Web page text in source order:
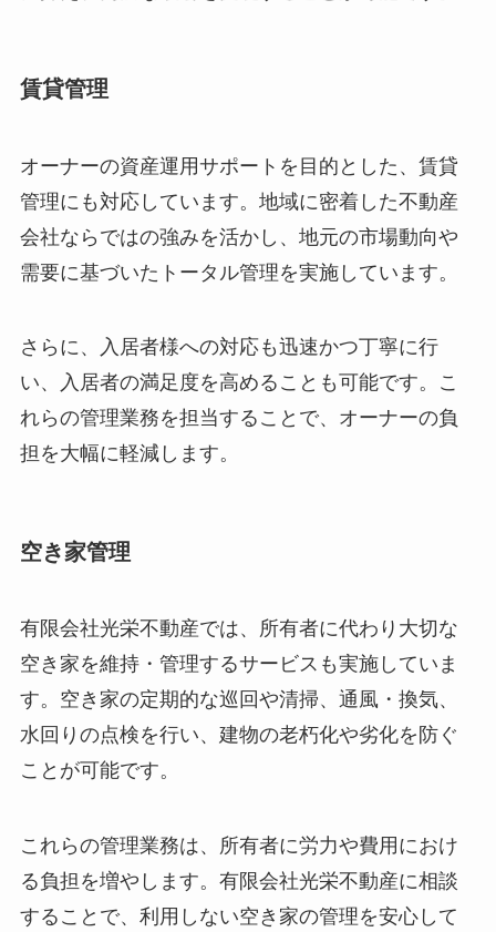
賃貸管理
オーナーの資産運用サポートを目的とした、賃貸
管理にも対応しています。地域に密着した不動産
会社ならではの強みを活かし、地元の市場動向や
需要に基づいたトータル管理を実施しています。
さらに、入居者様への対応も迅速かつ丁寧に行
い、入居者の満足度を高めることも可能です。こ
れらの管理業務を担当することで、オーナーの負
担を大幅に軽減します。
空き家管理
有限会社光栄不動産では、所有者に代わり大切な
空き家を維持・管理するサービスも実施していま
す。空き家の定期的な巡回や清掃、通風・換気、
水回りの点検を行い、建物の老朽化や劣化を防ぐ
ことが可能です。
これらの管理業務は、所有者に労力や費用におけ
る負担を増やします。有限会社光栄不動産に相談
することで、利用しない空き家の管理を安心して